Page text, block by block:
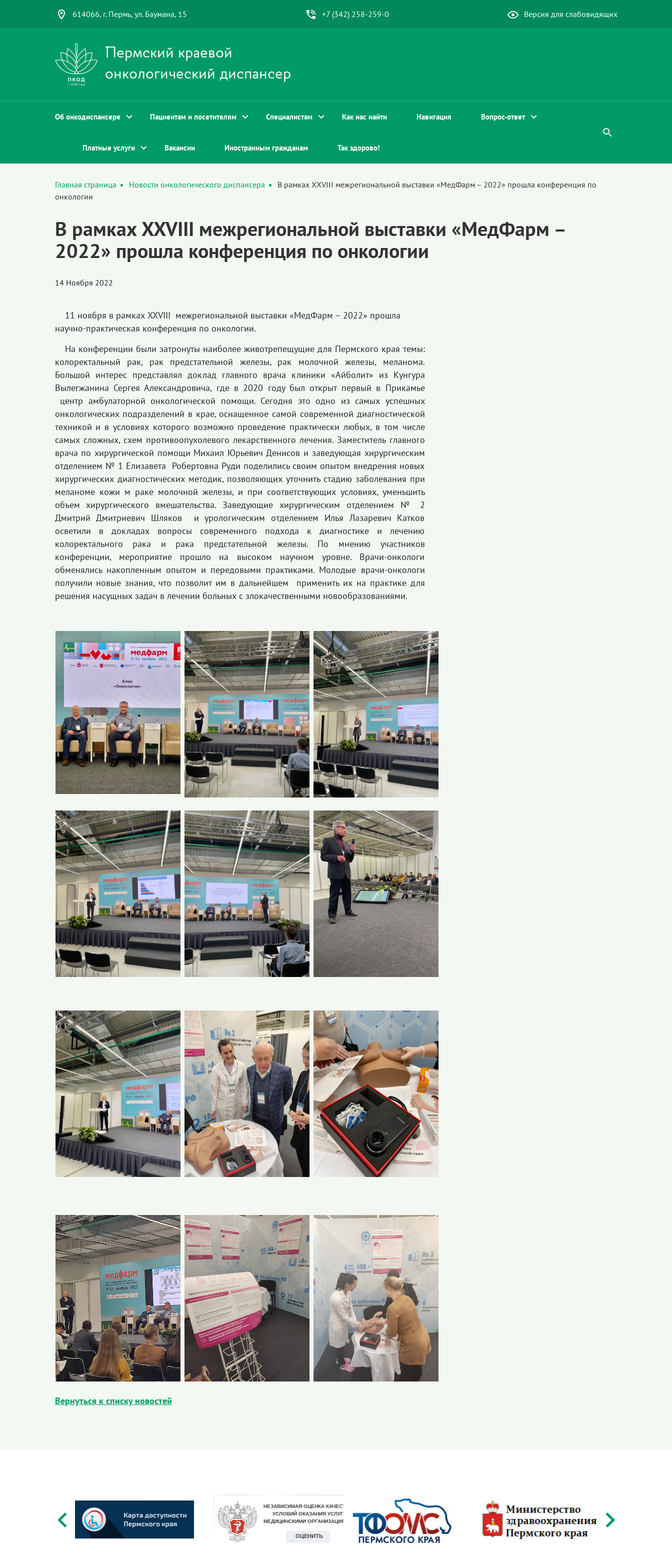
614066, г. Пермь, ул. Баумана, 15 +7 (342) 258-259-0 Версия для слабовидящих
Пермский краевой
онкологический диспансер
Об онкодиспансере Пациентам и посетителям Специалистам Как нас найти Навигация Вопрос-ответ
Платные услуги Вакансии Иностранным гражданам Так здорово!
Главная страница Новости онкологического диспансера
В рамках XXVIII межрегиональной выставки «МедФарм – 2022» прошла конференция по
онкологии
В рамках XXVIII межрегиональной выставки «МедФарм –
2022» прошла конференция по онкологии
14 Ноября 2022
11 ноября в рамках XXVIII межрегиональной выставки «МедФарм – 2022» прошла
научно-практическая конференция по онкологии.
На конференции были затронуты наиболее животрепещущие для Пермского края темы:
колоректальный рак, рак предстательной железы, рак молочной железы, меланома.
Большой интерес представлял доклад главного врача клиники «Айболит» из Кунгура
Вылегжанина Сергея Александровича, где в 2020 году был открыт первый в Прикамье
центр амбулаторной онкологической помощи. Сегодня это одно из самых успешных
онкологических подразделений в крае, оснащенное самой современной диагностической
техникой и в условиях которого возможно проведение практически любых, в том числе
самых сложных, схем противоопухолевого лекарственного лечения. Заместитель главного
врача по хирургической помощи Михаил Юрьевич Денисов и заведующая хирургическим
отделением № 1 Елизавета Робертовна Руди поделились своим опытом внедрения новых
хирургических диагностических методик, позволяющих уточнить стадию заболевания при
меланоме кожи м раке молочной железы, и при соответствующих условиях, уменьшить
объем хирургического вмешательства. Заведующие хирургическим отделением № 2
Дмитрий Дмитриевич Шляков и урологическим отделением Илья Лазаревич Катков
осветили в докладах вопросы современного подхода к диагностике и лечению
колоректального рака и рака предстательной железы. По мнению участников
конференции, мероприятие прошло на высоком научном уровне. Врачи-онкологи
обменялись накопленным опытом и передовыми практиками. Молодые врачи-онкологи
получили новые знания, что позволит им в дальнейшем применить их на практике для
решения насущных задач в лечении больных с злокачественными новообразованиями.
Вернуться к списку новостей